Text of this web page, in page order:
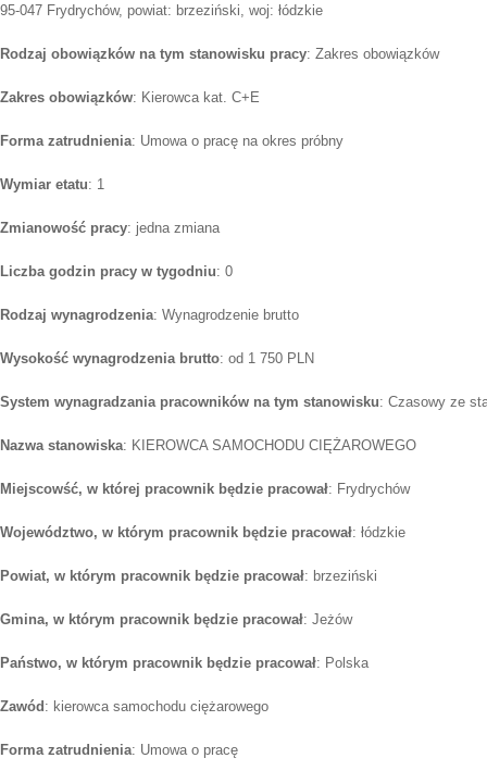
95-047 Frydrychów, powiat: brzeziński, woj: łódzkie
Rodzaj obowiązków na tym stanowisku pracy: Zakres obowiązków
Zakres obowiązków: Kierowca kat. C+E
Forma zatrudnienia: Umowa o pracę na okres próbny
Wymiar etatu: 1
Zmianowość pracy: jedna zmiana
Liczba godzin pracy w tygodniu: 0
Rodzaj wynagrodzenia: Wynagrodzenie brutto
Wysokość wynagrodzenia brutto: od 1 750 PLN
System wynagradzania pracowników na tym stanowisku: Czasowy ze
Nazwa stanowiska: KIEROWCA SAMOCHODU CIĘŻAROWEGO
Miejscowść, w której pracownik będzie pracował: Frydrychów
Województwo, w którym pracownik będzie pracował: łódzkie
Powiat, w którym pracownik będzie pracował: brzeziński
Gmina, w którym pracownik będzie pracował: Jeżów
Państwo, w którym pracownik będzie pracował: Polska
Zawód: kierowca samochodu ciężarowego
Forma zatrudnienia: Umowa o pracę